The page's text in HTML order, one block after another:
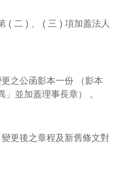
( 二 ) 、 ( 三 ) 項加蓋法人
之公函影本一份 （影本
」並加蓋理事長章） 。
更後之章程及新舊條文對